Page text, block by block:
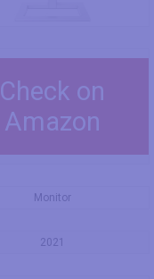
Check on
Amazon
Monitor
2021